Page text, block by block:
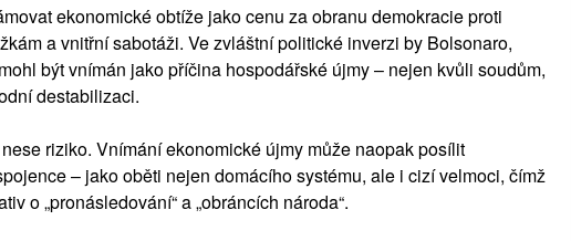
ekonomické obtíže jako cenu za obranu demokracie proti
a vnitřní sabotáži. Ve zvláštní politické inverzi by Bolsonaro,
být vnímán jako příčina hospodářské újmy – nejen kvůli soudům,
destabilizaci.
riziko. Vnímání ekonomické újmy může naopak posílit
– jako oběti nejen domácího systému, ale i cizí velmoci, čímž
o „pronásledování“ a „obráncích národa“.